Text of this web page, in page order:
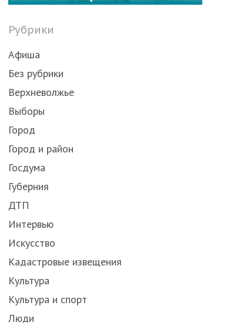
Рубрики
Афиша
Без рубрики
Верхневолжье
Выборы
Город
Город и район
Госдума
Губерния
ДТП
Интервью
Искусство
Кадастровые извещения
Культура
Культура и спорт
Люди